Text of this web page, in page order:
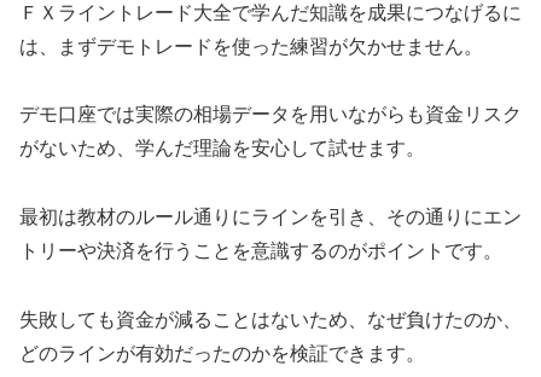
ＦＸライントレード大全で学んだ知識を成果につなげるに
は、まずデモトレードを使った練習が欠かせません。
デモ口座では実際の相場データを用いながらも資金リスク
がないため、学んだ理論を安心して試せます。
最初は教材のルール通りにラインを引き、その通りにエン
トリーや決済を行うことを意識するのがポイントです。
失敗しても資金が減ることはないため、なぜ負けたのか、
どのラインが有効だったのかを検証できます。